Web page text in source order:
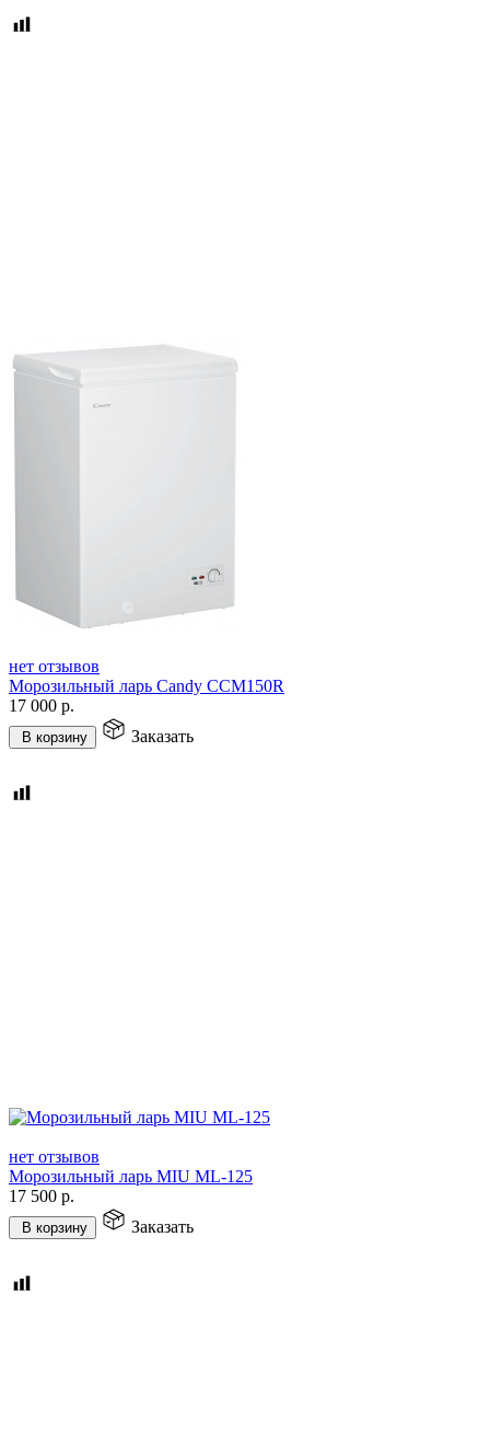
нет отзывов
Морозильный ларь Candy CCM150R
17 000 р.
В корзину Заказать
нет отзывов
Морозильный ларь MIU ML-125
17 500 р.
В корзину Заказать